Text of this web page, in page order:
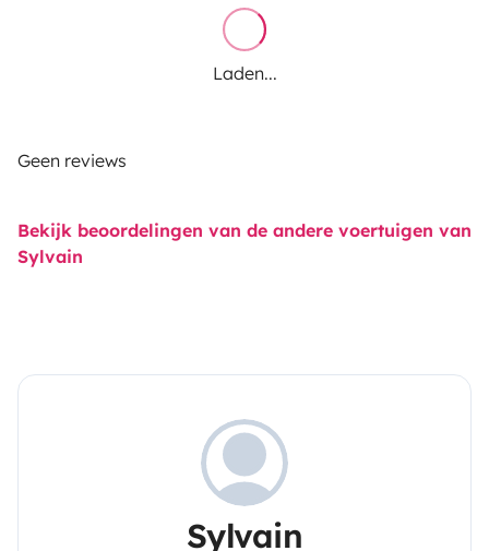
Laden...
Geen reviews
Bekijk beoordelingen van de andere voertuigen van
Sylvain
Sylvain